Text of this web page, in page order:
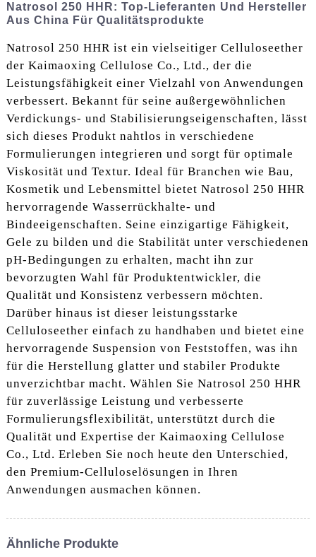
Natrosol 250 HHR: Top-Lieferanten Und Hersteller
Aus China Für Qualitätsprodukte
Natrosol 250 HHR ist ein vielseitiger Celluloseether
der Kaimaoxing Cellulose Co., Ltd., der die
Leistungsfähigkeit einer Vielzahl von Anwendungen
verbessert. Bekannt für seine außergewöhnlichen
Verdickungs- und Stabilisierungseigenschaften, lässt
sich dieses Produkt nahtlos in verschiedene
Formulierungen integrieren und sorgt für optimale
Viskosität und Textur. Ideal für Branchen wie Bau,
Kosmetik und Lebensmittel bietet Natrosol 250 HHR
hervorragende Wasserrückhalte- und
Bindeeigenschaften. Seine einzigartige Fähigkeit,
Gele zu bilden und die Stabilität unter verschiedenen
pH-Bedingungen zu erhalten, macht ihn zur
bevorzugten Wahl für Produktentwickler, die
Qualität und Konsistenz verbessern möchten.
Darüber hinaus ist dieser leistungsstarke
Celluloseether einfach zu handhaben und bietet eine
hervorragende Suspension von Feststoffen, was ihn
für die Herstellung glatter und stabiler Produkte
unverzichtbar macht. Wählen Sie Natrosol 250 HHR
für zuverlässige Leistung und verbesserte
Formulierungsflexibilität, unterstützt durch die
Qualität und Expertise der Kaimaoxing Cellulose
Co., Ltd. Erleben Sie noch heute den Unterschied,
den Premium-Celluloselösungen in Ihren
Anwendungen ausmachen können.
Ähnliche Produkte